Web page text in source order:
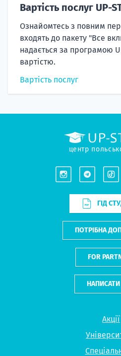
Вартість послуг UP-
Ознайомтесь з повним
входять до пакету "Все
надається за програмою
вартістю.
Вартість послуг
Акції
центр
ГІД
ПОТРІБНА
FOR